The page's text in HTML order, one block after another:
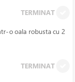
TERMINAT
o oala robusta cu 2
TERMINAT